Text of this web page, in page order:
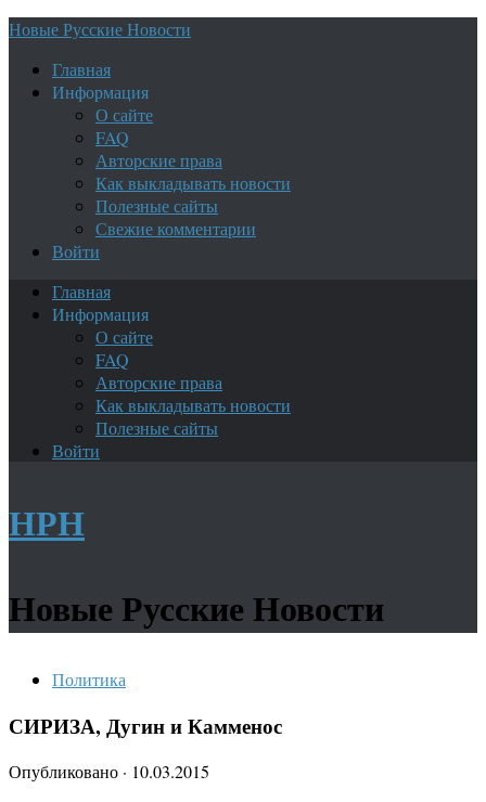
Новые Русские Новости
Главная
Информация
О сайте
FAQ
Авторские права
Как выкладывать новости
Полезные сайты
Свежие комментарии
Войти
Главная
Информация
О сайте
FAQ
Авторские права
Как выкладывать новости
Полезные сайты
Войти
НРН
Новые Русские Новости
Политика
СИРИЗА, Дугин и Камменос
Опубликовано · 10.03.2015